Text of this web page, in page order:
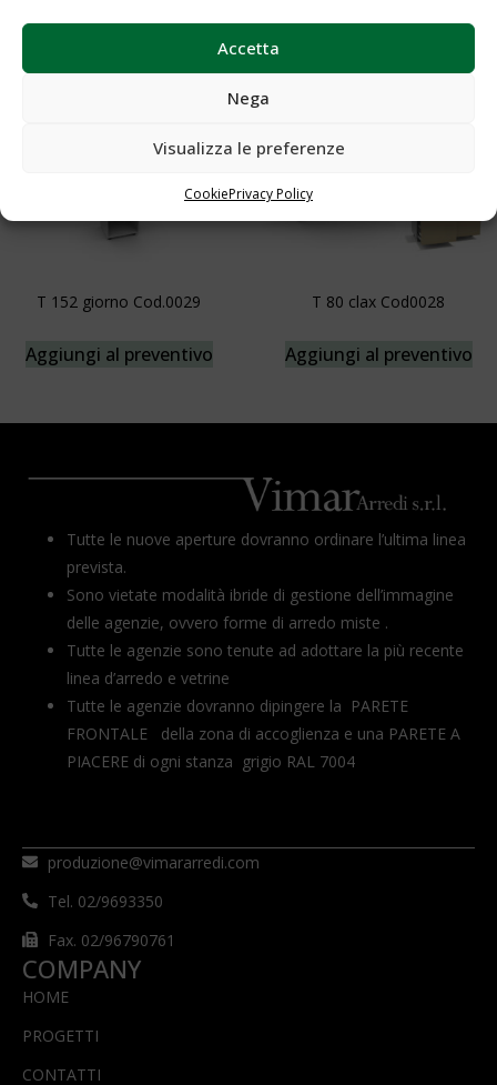
Accetta
Nega
Visualizza le preferenze
CookiePrivacy Policy
T 152 giorno Cod.0029
Aggiungi al preventivo
T 80 clax Cod0028
Aggiungi al preventivo
Tutte le nuove aperture dovranno ordinare l’ultima linea
prevista.
Sono vietate modalità ibride di gestione dell’immagine
delle agenzie, ovvero forme di arredo miste .
Tutte le agenzie sono tenute ad adottare la più recente
linea d’arredo e vetrine
Tutte le agenzie dovranno dipingere la PARETE
FRONTALE della zona di accoglienza e una PARETE A
PIACERE di ogni stanza grigio RAL 7004
produzione@vimararredi.com
Tel. 02/9693350
Fax. 02/96790761
COMPANY
HOME
PROGETTI
CONTATTI